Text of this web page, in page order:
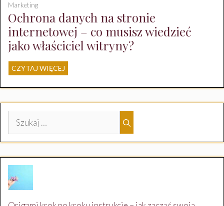
Ochrona danych na stronie
internetowej – co musisz wiedzieć
jako właściciel witryny?
Marketing
CZYTAJ WIĘCEJ
Szukaj: